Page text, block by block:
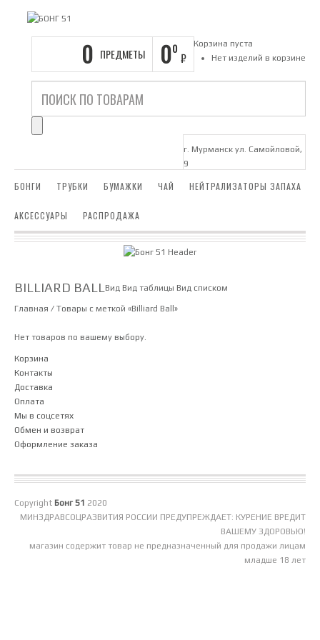
0 ПРЕДМЕТЫ 00
₽
Корзина пуста
Нет изделий в корзине
г. Мурманск ул. Самойловой,
9
БОНГИ ТРУБКИ БУМАЖКИ ЧАЙ НЕЙТРАЛИЗАТОРЫ ЗАПАХА
АКСЕССУАРЫ РАСПРОДАЖА
BILLIARD BALL Вид Вид таблицы Вид списком
Главная / Товары с меткой «Billiard Ball»
Нет товаров по вашему выбору.
Корзина
Контакты
Доставка
Оплата
Мы в соцсетях
Обмен и возврат
Оформление заказа
Copyright Бонг 51 2020
МИНЗДРАВСОЦРАЗВИТИЯ РОССИИ ПРЕДУПРЕЖДАЕТ: КУРЕНИЕ ВРЕДИТ
ВАШЕМУ ЗДОРОВЬЮ!
магазин содержит товар не предназначенный для продажи лицам
младше 18 лет